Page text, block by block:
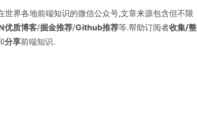
界各地前端知识的微信公众号,文章来源包含但不限
优质博客/掘金推荐/Github推荐等.帮助订阅者收集/整
分享前端知识.